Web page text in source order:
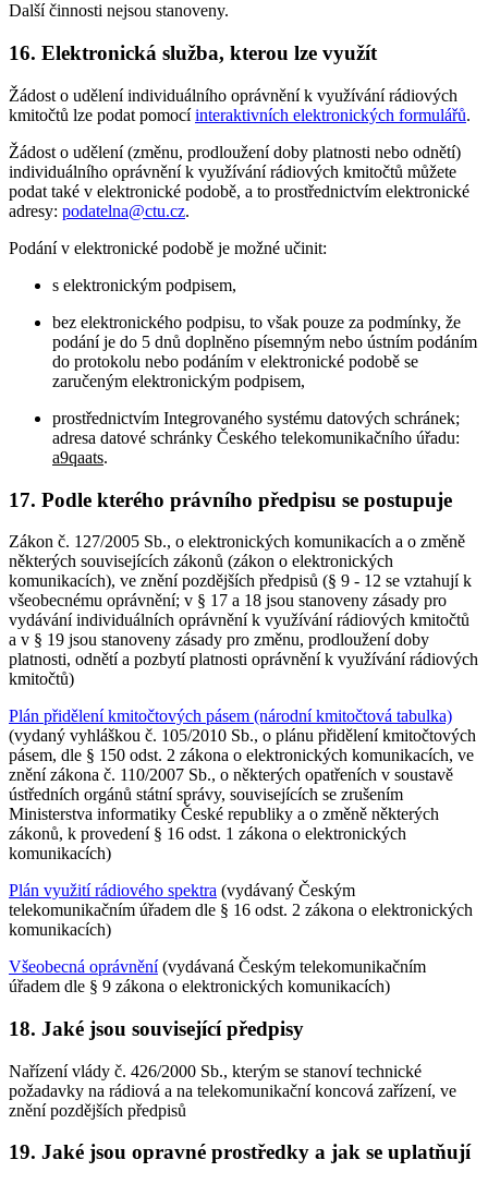
Další činnosti nejsou stanoveny.
16. Elektronická služba, kterou lze využít
Žádost o udělení individuálního oprávnění k využívání rádiových
kmitočtů lze podat pomocíinteraktivních elektronických formulářů.
Žádost o udělení (změnu, prodloužení doby platnosti nebo odnětí)
individuálního oprávnění k využívání rádiových kmitočtů můžete
podat také v elektronické podobě, a to prostřednictvím elektronické
adresy: podatelna@ctu.cz.
Podání v elektronické podobě je možné učinit:
s elektronickým podpisem,
bez elektronického podpisu, to však pouze za podmínky, že
podání je do 5 dnů doplněno písemným nebo ústním podáním
do protokolu nebo podáním v elektronické podobě se
zaručeným elektronickým podpisem,
prostřednictvím Integrovaného systému datových schránek;
adresa datové schránky Českého telekomunikačního úřadu:
a9qaats.
17. Podle kterého právního předpisu se postupuje
Zákon č. 127/2005 Sb., o elektronických komunikacích a o změně
některých souvisejících zákonů (zákon o elektronických
komunikacích), ve znění pozdějších předpisů (§ 9 - 12 se vztahují k
všeobecnému oprávnění; v § 17 a 18 jsou stanoveny zásady pro
vydávání individuálních oprávnění k využívání rádiových kmitočtů
a v § 19 jsou stanoveny zásady pro změnu, prodloužení doby
platnosti, odnětí a pozbytí platnosti oprávnění k využívání rádiových
kmitočtů)
Plán přidělení kmitočtových pásem (národní kmitočtová tabulka)
(vydaný vyhláškou č. 105/2010 Sb., o plánu přidělení kmitočtových
pásem, dle § 150 odst. 2 zákona o elektronických komunikacích, ve
znění zákona č. 110/2007 Sb., o některých opatřeních v soustavě
ústředních orgánů státní správy, souvisejících se zrušením
Ministerstva informatiky České republiky a o změně některých
zákonů, k provedení § 16 odst. 1 zákona o elektronických
komunikacích)
Plán využití rádiového spektra (vydávaný Českým
telekomunikačním úřadem dle § 16 odst. 2 zákona o elektronických
komunikacích)
Všeobecná oprávnění(vydávaná Českým telekomunikačním
úřadem dle § 9 zákona o elektronických komunikacích)
18. Jaké jsou související předpisy
Nařízení vlády č. 426/2000 Sb., kterým se stanoví technické
požadavky na rádiová a na telekomunikační koncová zařízení, ve
znění pozdějších předpisů
19. Jaké jsou opravné prostředky a jak se uplatňují